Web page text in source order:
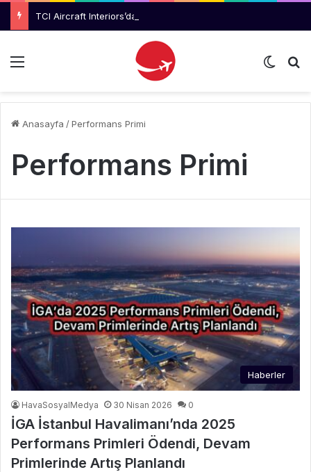
TCI Aircraft Interiors’dan Yapısal Montaj Teknisyeni İlanı
Menü Dış
Anasayfa /Performans Primi
Performans Primi
Haberler
HavaSosyalMedya 30 Nisan 2026 0
İGA İstanbul Havalimanı’nda 2025
Performans Primleri Ödendi, Devam
Primlerinde Artış Planlandı